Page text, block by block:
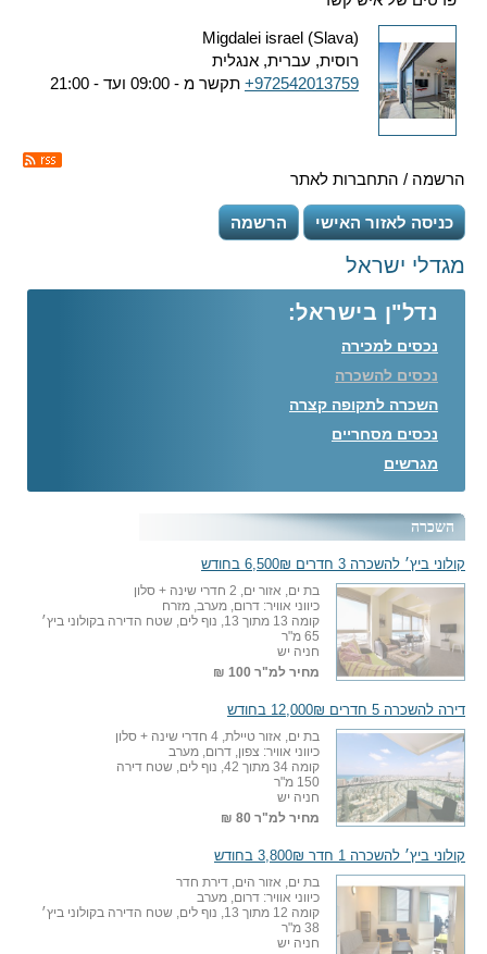
Migdalei israel (Slava)
רוסית, עברית, אנגלית
+972542013759 תקשר מ - 09:00 ועד - 21:00
הרשמה / התחברות לאתר
כניסה לאזור האישי הרשמה
מגדלי ישראל
נדל"ן בישראל:
נכסים למכירה
נכסים להשכרה
השכרה לתקופה קצרה
נכסים מסחריים
מגרשים
השכרה
קולוני ביץ׳ להשכרה 3 חדרים 6,500₪ בחודש
בת ים, אזור ים, 2 חדרי שינה + סלון
כיווני אוויר: דרום, מערב, מזרח
קומה 13 מתוך 13, נוף לים, שטח הדירה בקולוני ביץ׳
65 מ"ר
חניה יש
מחיר למ"ר 100 ₪
דירה להשכרה 5 חדרים 12,000₪ בחודש
בת ים, אזור טיילת, 4 חדרי שינה + סלון
כיווני אוויר: צפון, דרום, מערב
קומה 34 מתוך 42, נוף לים, שטח דירה
150 מ"ר
חניה יש
מחיר למ"ר 80 ₪
קולוני ביץ׳ להשכרה 1 חדר 3,800₪ בחודש
בת ים, אזור הים, דירת חדר
כיווני אוויר: דרום, מערב
קומה 12 מתוך 13, נוף לים, שטח הדירה בקולוני ביץ׳
38 מ"ר
חניה יש